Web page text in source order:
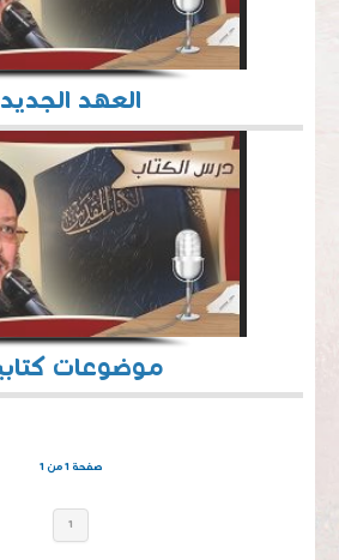
العهد الجديد
موضوعات كتابية
صفحة 1 من 1